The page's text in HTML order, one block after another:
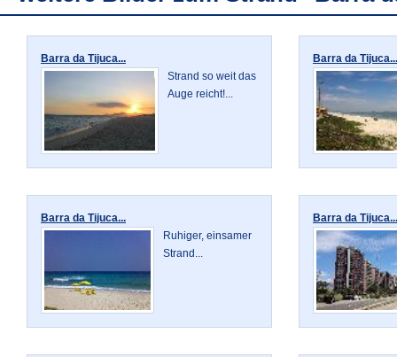
Barra da Tijuca...
Strand so weit das
Auge reicht!...
Barra da Tijuca...
Barra da Tijuca...
Ruhiger, einsamer
Strand...
Barra da Tijuca...